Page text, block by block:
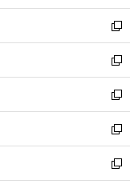
開
く
ウ
で
開
く
ン
ド
ウ
で
開
く
ウ
ィ
ン
ド
ウ
で
開
く
新
し
い
ウ
ィ
ン
ド
ウ
で
開
新
し
い
ウ
ィ
ン
ド
ウ
新
し
い
ウ
ィ
ン
新
し
い
ウ
新
し